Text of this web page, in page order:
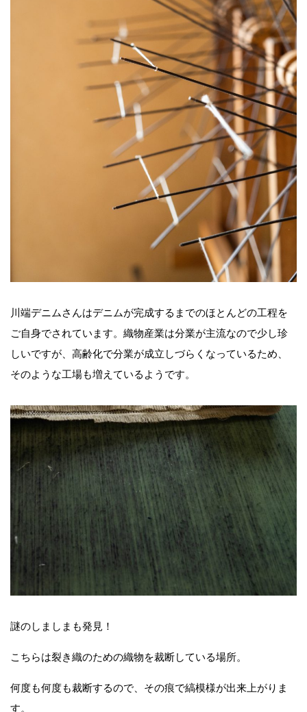
川端デニムさんはデニムが完成するまでのほとんどの工程を
ご自身でされています。織物産業は分業が主流なので少し珍
しいですが、高齢化で分業が成立しづらくなっているため、
そのような工場も増えているようです。
謎のしましまも発見！
こちらは裂き織のための織物を裁断している場所。
何度も何度も裁断するので、その痕で縞模様が出来上がりま
す。